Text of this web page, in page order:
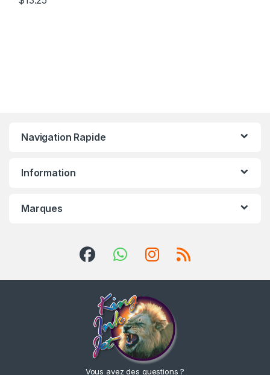
Navigation Rapide
Information
Marques
Vous avez des questions ?